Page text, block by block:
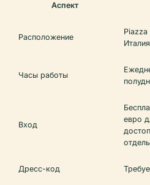
Аспект
Расположение
Италия
Часы работы
Вход
евро
Дресс-код